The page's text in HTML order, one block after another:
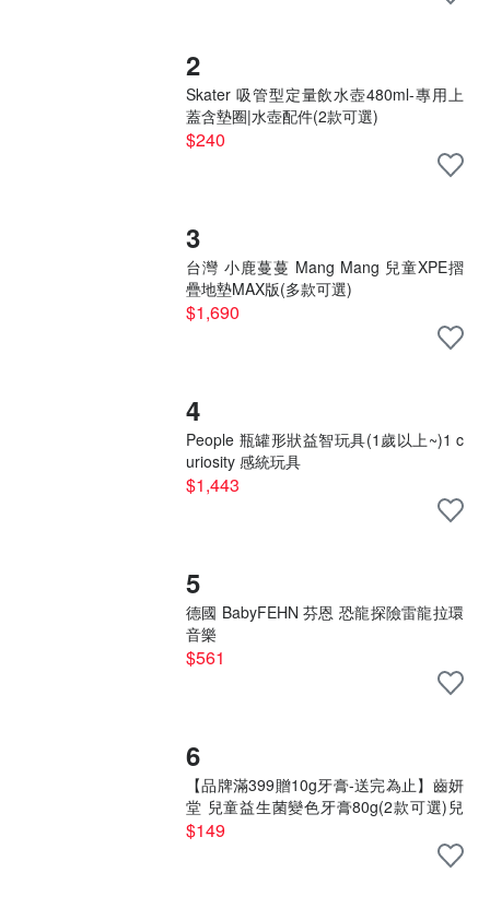
2
Skater 吸管型定量飲水壺480ml-專用上
蓋含墊圈|水壺配件(2款可選)
$240
3
台灣 小鹿蔓蔓 Mang Mang 兒童XPE摺
疊地墊MAX版(多款可選)
$1,690
4
People 瓶罐形狀益智玩具(1歲以上~)1 c
uriosity 感統玩具
$1,443
5
德國 BabyFEHN 芬恩 恐龍探險雷龍拉環
音樂
$561
6
【品牌滿399贈10g牙膏-送完為止】齒妍
堂 兒童益生菌變色牙膏80g(2款可選)兒
童牙膏
$149